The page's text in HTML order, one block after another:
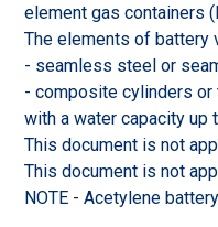
element gas containers
The elements of battery
- seamless steel or
- composite cylinders
with a water capacity up
This document is not
This document is not
NOTE - Acetylene